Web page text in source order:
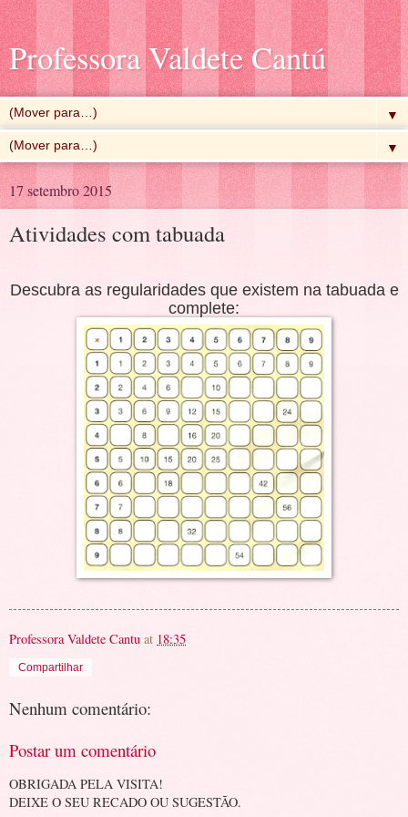
Professora Valdete Cantú
▼
▼
17 setembro 2015
Atividades com tabuada
Descubra as regularidades que existem na tabuada e
complete:
Professora Valdete Cantu at 18:35
Compartilhar
Nenhum comentário:
Postar um comentário
OBRIGADA PELA VISITA!
DEIXE O SEU RECADO OU SUGESTÃO.